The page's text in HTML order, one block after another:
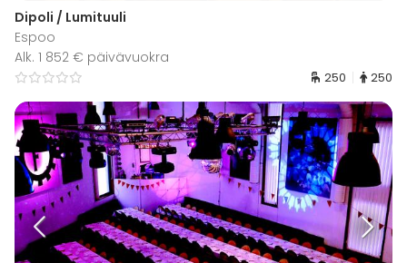
Dipoli / Lumituuli
Espoo
Alk. 1 852 € päivävuokra
250 250